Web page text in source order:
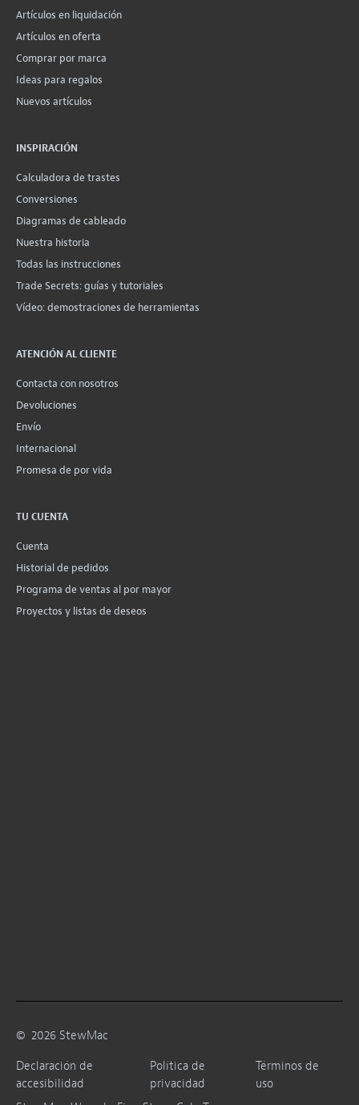
Artículos en liquidación
Artículos en oferta
Comprar por marca
Ideas para regalos
Nuevos artículos
INSPIRACIÓN
Calculadora de trastes
Conversiones
Diagramas de cableado
Nuestra historia
Todas las instrucciones
Trade Secrets: guías y tutoriales
Vídeo: demostraciones de herramientas
ATENCIÓN AL CLIENTE
Contacta con nosotros
Devoluciones
Envío
Internacional
Promesa de por vida
TU CUENTA
Cuenta
Historial de pedidos
Programa de ventas al por mayor
Proyectos y listas de deseos
© 2026 StewMac
Declaración de
accesibilidad
Política de
privacidad
Términos de
uso